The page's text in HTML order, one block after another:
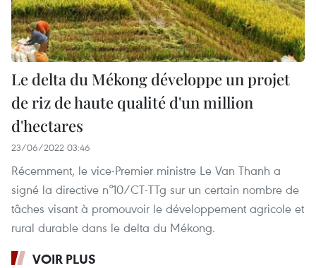
Le delta du Mékong développe un projet
de riz de haute qualité d'un million
d'hectares
23/06/2022 03:46
Récemment, le vice-Premier ministre Le Van Thanh a
signé la directive n°10/CT-TTg sur un certain nombre de
tâches visant à promouvoir le développement agricole et
rural durable dans le delta du Mékong.
VOIR PLUS